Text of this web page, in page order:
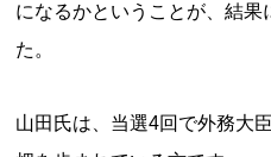
になるかということが、結
た。
山田氏は、当選4回で外務大